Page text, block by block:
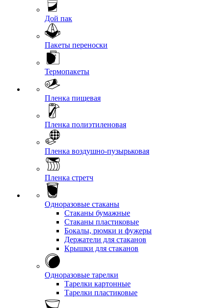
Дой пак
Пакеты переноски
Термопакеты
Пленка пищевая
Пленка полиэтиленовая
Пленка воздушно-пузырьковая
Пленка стретч
Одноразовые стаканы
Стаканы бумажные
Стаканы пластиковые
Бокалы, рюмки и фужеры
Держатели для стаканов
Крышки для стаканов
Одноразовые тарелки
Тарелки картонные
Тарелки пластиковые